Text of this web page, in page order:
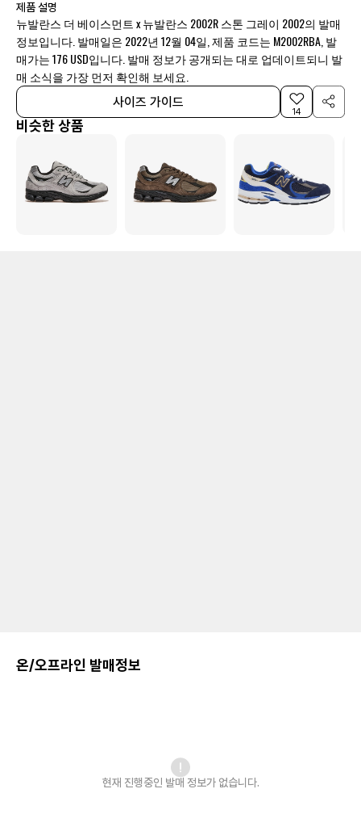
제품 설명
뉴발란스 더 베이스먼트 x 뉴발란스 2002R 스톤 그레이 2002의 발매
정보입니다. 발매일은 2022년 12월 04일, 제품 코드는 M2002RBA, 발
매가는 176 USD입니다. 발매 정보가 공개되는 대로 업데이트되니 발
매 소식을 가장 먼저 확인해 보세요.
사이즈 가이드
14
비슷한 상품
온/오프라인 발매정보
현재 진행중인 발매 정보가 없습니다.